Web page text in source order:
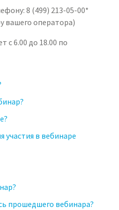
8 (499) 213-05-00*
вашего оператора)
с 6.00 до 18.00 по
участия в вебинаре
прошедшего вебинара?